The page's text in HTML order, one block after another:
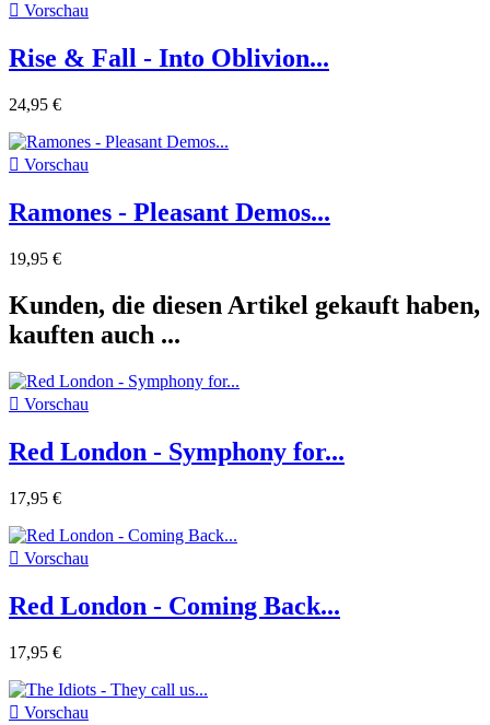
 Vorschau
Rise & Fall - Into Oblivion...
24,95 €
 Vorschau
Ramones - Pleasant Demos...
19,95 €
Kunden, die diesen Artikel gekauft haben,
kauften auch ...
 Vorschau
Red London - Symphony for...
17,95 €
 Vorschau
Red London - Coming Back...
17,95 €
 Vorschau